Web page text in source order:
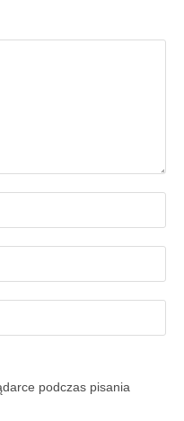
podczas pisania